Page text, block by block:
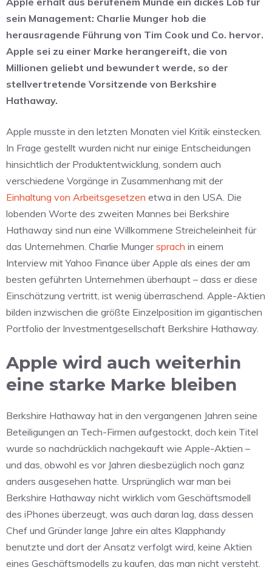
sein Management: Charlie Munger hob die
herausragende Führung von Tim Cook und Co. hervor.
Apple sei zu einer Marke herangereift, die von
Millionen geliebt und bewundert werde, so der
stellvertretende Vorsitzende von Berkshire
Hathaway.
Apple musste in den letzten Monaten viel Kritik einstecken.
In Frage gestellt wurden nicht nur einige Entscheidungen
hinsichtlich der Produktentwicklung, sondern auch
verschiedene Vorgänge in Zusammenhang mit der
Einhaltung von Arbeitsgesetzen etwa in den USA. Die
lobenden Worte des zweiten Mannes bei Berkshire
Hathaway sind nun eine Willkommene Streicheleinheit für
das Unternehmen. Charlie Mungersprach in einem
Interview mit Yahoo Finance über Apple als eines der am
besten geführten Unternehmen überhaupt – dass er diese
Einschätzung vertritt, ist wenig überraschend. Apple-Aktien
bilden inzwischen die größte Einzelposition im gigantischen
Portfolio der Investmentgesellschaft Berkshire Hathaway.
Apple wird auch weiterhin
eine starke Marke bleiben
Berkshire Hathaway hat in den vergangenen Jahren seine
Beteiligungen an Tech-Firmen aufgestockt, doch kein Titel
wurde so nachdrücklich nachgekauft wie Apple-Aktien –
und das, obwohl es vor Jahren diesbezüglich noch ganz
anders ausgesehen hatte. Ursprünglich war man bei
Berkshire Hathaway nicht wirklich vom Geschäftsmodell
des iPhones überzeugt, was auch daran lag, dass dessen
Chef und Gründer lange Jahre ein altes Klapphandy
benutzte und dort der Ansatz verfolgt wird, keine Aktien
eines Geschäftsmodells zu kaufen, das man nicht versteht.